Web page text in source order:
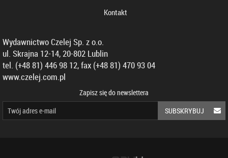
Kontakt
Wydawnictwo Czelej Sp. z o.o.
ul. Skrajna 12-14, 20-802 Lublin
tel. (+48 81) 446 98 12, fax (+48 81) 470 93 04
www.czelej.com.pl
Zapisz się do newslettera
SUBSKRYBUJ